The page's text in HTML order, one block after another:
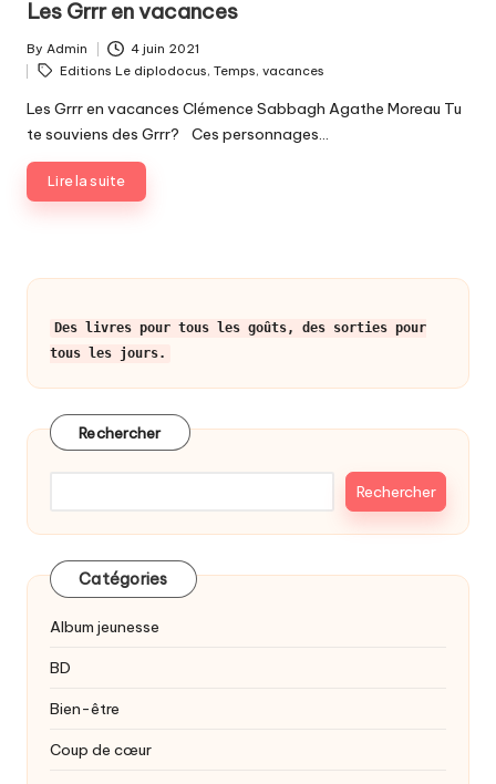
Les Grrr en vacances
Posted
by
By Admin 4 juin 2021
Tags:
Editions Le diplodocus, Temps, vacances
Les Grrr en vacances Clémence Sabbagh Agathe Moreau Tu
te souviens des Grrr? Ces personnages…
Lire la suite
Des livres pour tous les goûts, des sorties pour
tous les jours.
Rechercher
Rechercher
Catégories
Album jeunesse
BD
Bien-être
Coup de cœur